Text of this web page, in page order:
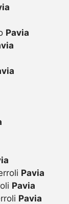
Pavia
Pavia
Pavia
Pavia